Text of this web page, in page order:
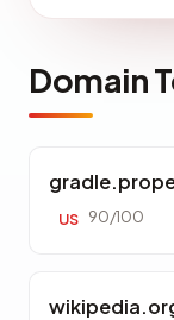
Domain
US 90/100